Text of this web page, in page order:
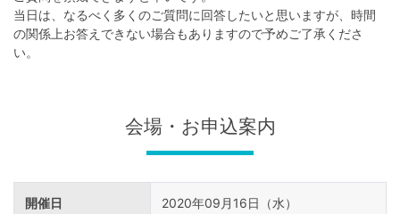
産
投
当日は、なるべく多くのご質問に回答したいと思いますが、時間
の関係上お答えできない場合もありますので予めご了承くださ
い。
会場・お申込案内
開催日 2020年09月16日（水）